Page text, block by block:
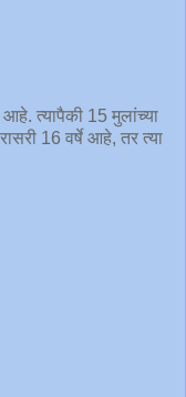
आहे. त्यापैकी 15 मुलांच्या
16 वर्षे आहे, तर त्या